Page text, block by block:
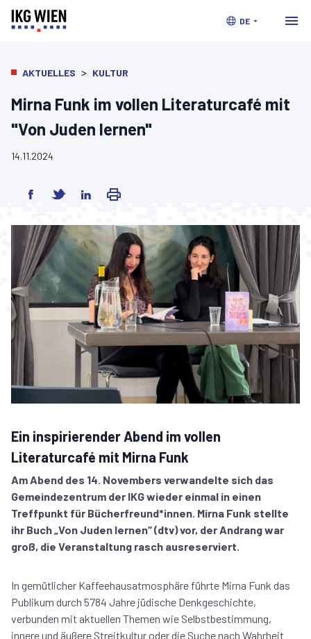
DE
AKTUELLES > KULTUR
Mirna Funk im vollen Literaturcafé mit
"Von Juden lernen"
14.11.2024
Ein inspirierender Abend im vollen
Literaturcafé mit Mirna Funk
Am Abend des 14. Novembers verwandelte sich das
Gemeindezentrum der IKG wieder einmal in einen
Treffpunkt für Bücherfreund*innen. Mirna Funk stellte
ihr Buch „Von Juden lernen“ (dtv) vor, der Andrang war
groß, die Veranstaltung rasch ausreserviert.
In gemütlicher Kaffeehausatmosphäre führte Mirna Funk das
Publikum durch 5784 Jahre jüdische Denkgeschichte,
verbunden mit aktuellen Themen wie Selbstbestimmung,
innere und äußere Streitkultur oder die Suche nach Wahrheit